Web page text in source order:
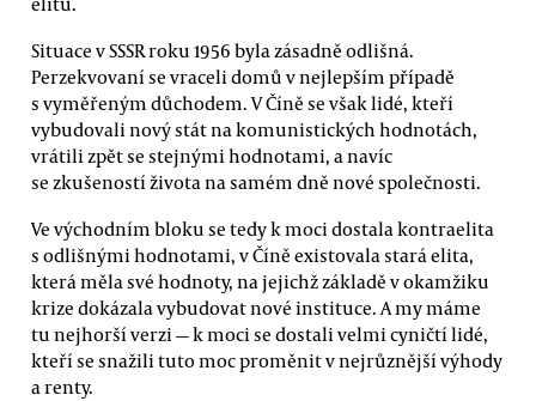
Situace v SSSR roku 1956 byla zásadně odlišná.
Perzekvovaní se vraceli domů v nejlepším případě
s vyměřeným důchodem. V Číně se však lidé, kteří
vybudovali nový stát na komunistických hodnotách,
vrátili zpět se stejnými hodnotami, a navíc
se zkušeností života na samém dně nové společnosti.
Ve východním bloku se tedy k moci dostala kontraelita
s odlišnými hodnotami, v Číně existovala stará elita,
která měla své hodnoty, na jejichž základě v okamžiku
krize dokázala vybudovat nové instituce. A my máme
tu nejhorší verzi — k moci se dostali velmi cyničtí lidé,
kteří se snažili tuto moc proměnit v nejrůznější výhody
a renty.